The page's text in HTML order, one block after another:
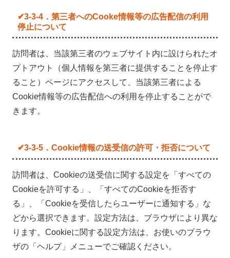
✔3-3-4．第三者へのCooke情報等の広告配信の利用
停止について
訪問者は、当該第三者のウェブサイト内に設けられたオ
プトアウト（個人情報を第三者に提供することを停止す
ること）ページにアクセスして、当該第三者による
Cookie情報等の広告配信への利用を停止することがで
きます。
✔3-3-5．Cookie情報の送受信の許可・拒否について
訪問者は、Cookieの送受信に関する設定を「すべての
Cookieを許可する」、「すべてのCookieを拒否す
る」、「Cookieを受信したらユーザーに通知する」な
どから選択できます。設定方法は、ブラウザにより異な
ります。Cookieに関する設定方法は、お使いのブラウ
ザの「ヘルプ」メニューでご確認ください。